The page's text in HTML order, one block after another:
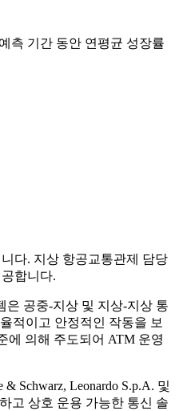
측 기간 동안 연평균 성장률
다. 지상 항공교통관제 담당
합니다.
은 공중-지상 및 지상-지상 통
적이고 안정적인 작동을 보
에 의해 주도되어 ATM 운영
Schwarz, Leonardo S.p.A. 및
고 상호 운용 가능한 통신 솔